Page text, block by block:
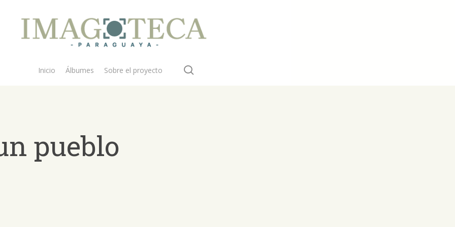
Inicio Álbumes Sobre el proyecto
pueblo